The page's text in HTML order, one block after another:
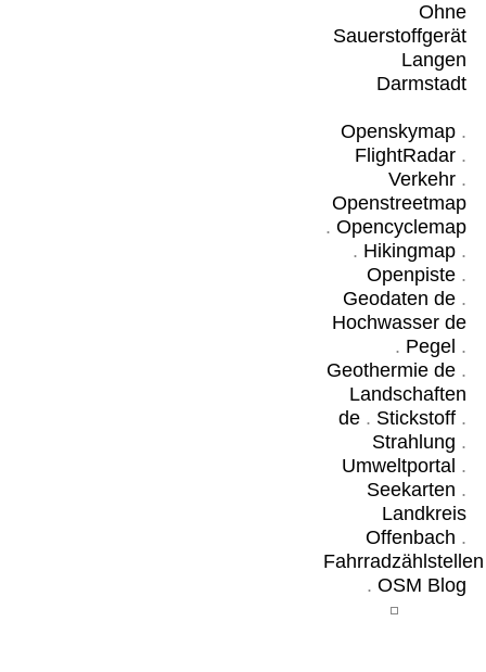
Ohne
Sauerstoffgerät
Langen
Darmstadt
Openskymap.
FlightRadar.
Verkehr.
Openstreetmap
. Opencyclemap
. Hikingmap.
Openpiste.
Geodaten de.
Hochwasser de
. Pegel .
Geothermie de.
Landschaften
de. Stickstoff.
Strahlung .
Umweltportal .
Seekarten .
Landkreis
Offenbach .
Fahrradzählstellen
. OSM Blog